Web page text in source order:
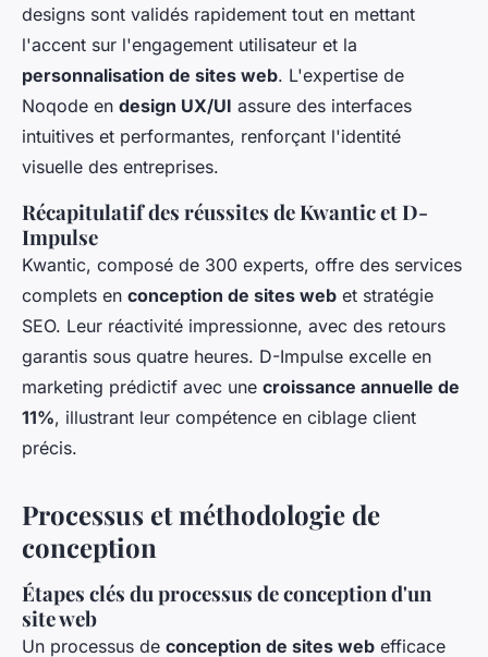
designs sont validés rapidement tout en mettant
l'accent sur l'engagement utilisateur et la
personnalisation de sites web. L'expertise de
Noqode en design UX/UI assure des interfaces
intuitives et performantes, renforçant l'identité
visuelle des entreprises.
Récapitulatif des réussites de Kwantic et D-
Impulse
Kwantic, composé de 300 experts, offre des services
complets en conception de sites web et stratégie
SEO. Leur réactivité impressionne, avec des retours
garantis sous quatre heures. D-Impulse excelle en
marketing prédictif avec une croissance annuelle de
11%, illustrant leur compétence en ciblage client
précis.
Processus et méthodologie de
conception
Étapes clés du processus de conception d'un
site web
Un processus de conception de sites web efficace